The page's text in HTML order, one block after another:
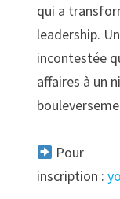
qui a
leadership.
incontestée
affaires à un
Pour
inscription :